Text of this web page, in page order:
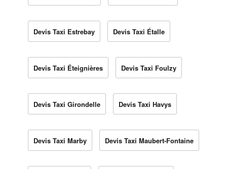
Devis Taxi Estrebay Devis Taxi Étalle
Devis Taxi Éteignières Devis Taxi Foulzy
Devis Taxi Girondelle Devis Taxi Havys
Devis Taxi Marby Devis Taxi Maubert-Fontaine